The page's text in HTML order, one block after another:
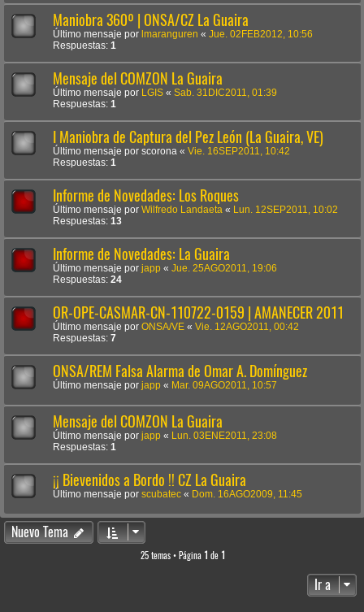
Maniobra 360º | ONSA/CZ La Guaira
Último mensaje por lmaranguren « Jue. 02FEB2012, 10:56
Respuestas: 1
Mensaje del COMZON La Guaira
Último mensaje por LGIS « Sab. 31DIC2011, 01:39
Respuestas: 1
I Maniobra de Captura del Pez León (La Guaira, VE)
Último mensaje por scorona « Vie. 16SEP2011, 10:42
Respuestas: 1
Informe de Novedades: Los Roques
Último mensaje por Wilfredo Landaeta «
Lun. 12SEP2011, 10:02
Respuestas: 13
Informe de Novedades: La Guaira
Último mensaje por japp « Jue. 25AGO2011, 19:06
Respuestas: 24
OR-OPE-CASMAR-CN-110722-0159 | AMANECER 2011
Último mensaje por ONSA/VE « Vie. 12AGO2011, 00:42
Respuestas: 7
ONSA/REM Falsa Alarma de Omar A. Domínguez
Último mensaje por japp « Mar. 09AGO2011, 10:57
Mensaje del COMZON La Guaira
Último mensaje por japp «
Lun. 03ENE2011, 23:08
Respuestas: 1
¡¡ Bievenidos a Bordo !! CZ La Guaira
Último mensaje por scubatec « Dom. 16AGO2009, 11:45
Nuevo Tema
25 temas • Página 1 de 1
Ir a